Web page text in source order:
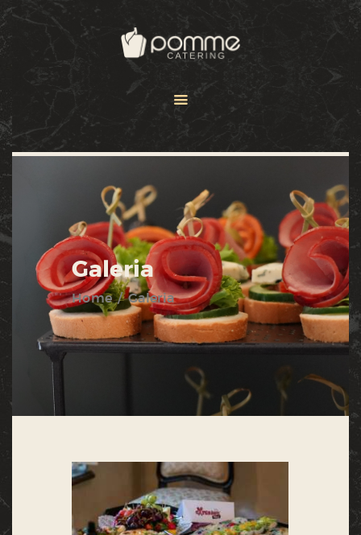
Galeria
Home Galeria
HOME
OFERTA
KONTAKT